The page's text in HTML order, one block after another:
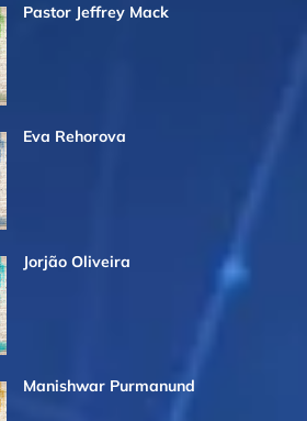
Pastor Jeffrey Mack
Eva Rehorova
Jorjão Oliveira
Manishwar Purmanund